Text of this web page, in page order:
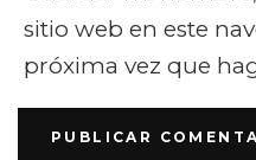
sitio web en este
próxima vez que